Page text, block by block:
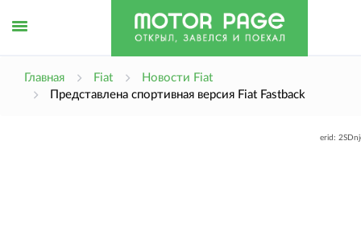
Главная Fiat
Новости Fiat
Представлена спортивная версия Fiat Fastback
erid: